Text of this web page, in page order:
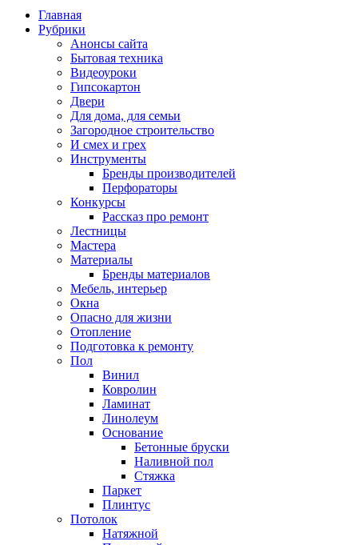
Главная
Рубрики
Анонсы сайта
Бытовая техника
Видеоуроки
Гипсокартон
Двери
Для дома, для семьи
Загородное строительство
И смех и грех
Инструменты
Бренды производителей
Перфораторы
Конкурсы
Рассказ про ремонт
Лестницы
Мастера
Материалы
Бренды материалов
Мебель, интерьер
Окна
Опасно для жизни
Отопление
Подготовка к ремонту
Пол
Винил
Ковролин
Ламинат
Линолеум
Основание
Бетонные бруски
Наливной пол
Стяжка
Паркет
Плинтус
Потолок
Натяжной